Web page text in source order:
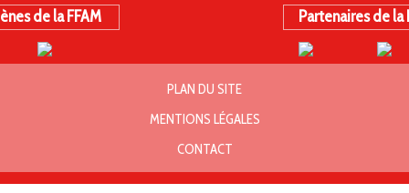
de la FFAM Partenaires de la
PLAN DU SITE
MENTIONS LÉGALES
CONTACT